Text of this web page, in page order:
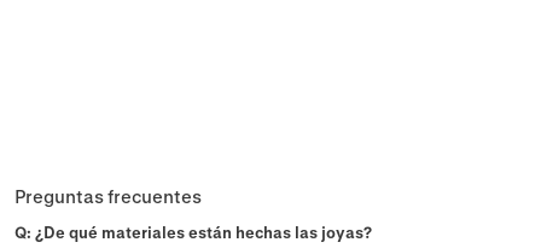
Preguntas frecuentes
Q: ¿De qué materiales están hechas las joyas?